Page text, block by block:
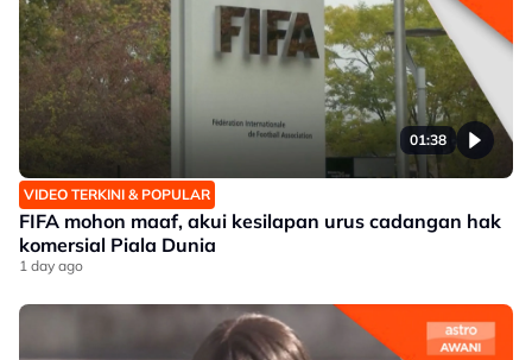
01:38
VIDEO TERKINI & POPULAR
FIFA mohon maaf, akui kesilapan urus cadangan hak
komersial Piala Dunia
1 day ago